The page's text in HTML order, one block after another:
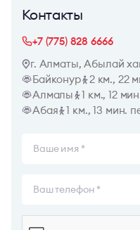
Контакты
+7 (775) 828 6666
г. Алматы, Абылай
Байконур
2 км., 22
Алмалы
1 км., 12
Абая
1 км., 13 мин.